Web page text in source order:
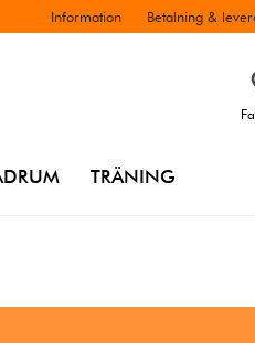
Information Betalning &
TRÄNING